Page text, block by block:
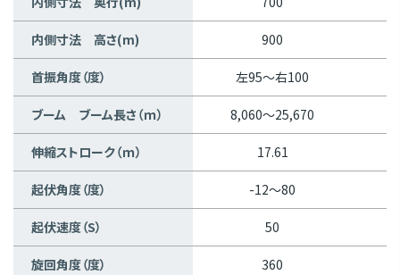
内側寸法 高さ(m) 900
首振角度（度） 左95～右100
ブーム ブーム長さ（ｍ） 8,060～25,670
伸縮ストローク（ｍ） 17.61
起伏角度（度） -12～80
起伏速度（S） 50
旋回角度（度） 360